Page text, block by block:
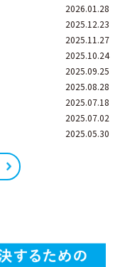
2026.01.28
2025.12.23
2025.11.27
2025.10.24
2025.09.25
2025.08.28
2025.07.18
2025.07.02
2025.05.30